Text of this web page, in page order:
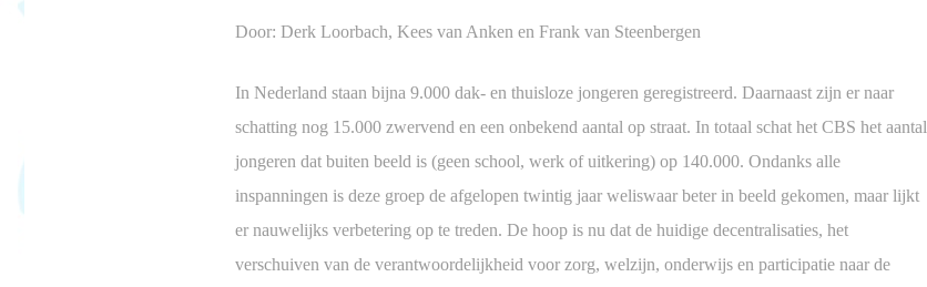
Door: Derk Loorbach, Kees van Anken en Frank van Steenbergen
In Nederland staan bijna 9.000 dak- en thuisloze jongeren geregistreerd. Daarnaast zijn er naar
schatting nog 15.000 zwervend en een onbekend aantal op straat. In totaal schat het CBS het aantal
jongeren dat buiten beeld is (geen school, werk of uitkering) op 140.000. Ondanks alle
inspanningen is deze groep de afgelopen twintig jaar weliswaar beter in beeld gekomen, maar lijkt
er nauwelijks verbetering op te treden. De hoop is nu dat de huidige decentralisaties, het
verschuiven van de verantwoordelijkheid voor zorg, welzijn, onderwijs en participatie naar de